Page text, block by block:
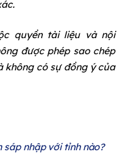
quyền tài liệu và nội
được phép sao chép
không có sự đồng ý của
sáp nhập với tỉnh nào?